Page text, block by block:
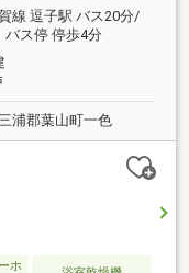
3LDK。リビングで海
茜色へ染まる富士山
かにしてくれる景
線 逗子駅 バス20分/
バス停 停歩4分
浦郡葉山町一色
ホ